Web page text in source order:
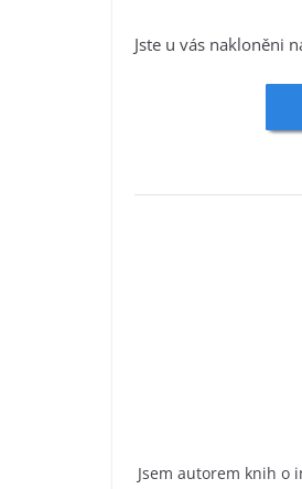
Jste u vás nakloněni
Jsem autorem knih o